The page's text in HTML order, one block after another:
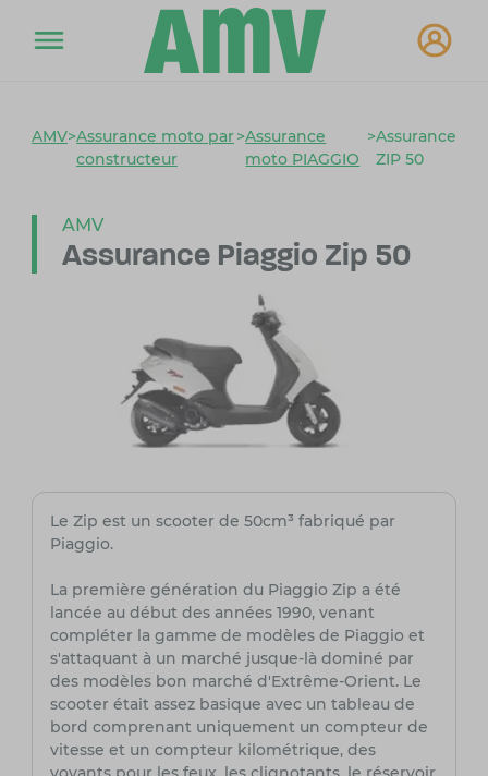
AMV>Assurance moto par
constructeur
>Assurance
moto PIAGGIO
>Assurance
ZIP 50
AMV
Assurance Piaggio Zip 50
Le Zip est un scooter de 50cm³ fabriqué par
Piaggio.
La première génération du Piaggio Zip a été
lancée au début des années 1990, venant
compléter la gamme de modèles de Piaggio et
s'attaquant à un marché jusque-là dominé par
des modèles bon marché d'Extrême-Orient. Le
scooter était assez basique avec un tableau de
bord comprenant uniquement un compteur de
vitesse et un compteur kilométrique, des